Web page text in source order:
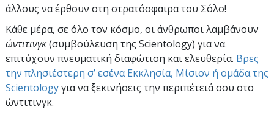
άλλους να έρθουν στη στρατόσφαιρα του Σόλο!
Κάθε μέρα, σε όλο τον κόσμο, οι άνθρωποι λαμβάνουν
ώντιτινγκ(συμβούλευση της Scientology) για να
επιτύχουν πνευματική διαφώτιση και ελευθερία. Βρες
την πλησιέστερη σ’ εσένα Εκκλησία, Μίσιον ή ομάδα της
Scientologyγια να ξεκινήσεις την περιπέτειά σου στο
ώντιτινγκ.